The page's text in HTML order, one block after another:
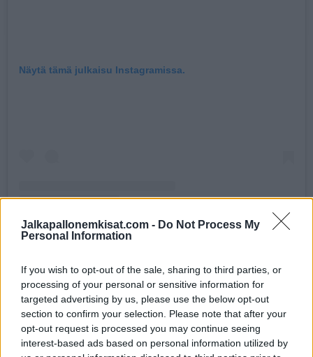
Jalkapallonemkisat.com - Do Not Process My
Personal Information
If you wish to opt-out of the sale, sharing to third parties, or
processing of your personal or sensitive information for
targeted advertising by us, please use the below opt-out
section to confirm your selection. Please note that after your
opt-out request is processed you may continue seeing
interest-based ads based on personal information utilized by
Näytä tämä julkaisu Instagramissa.
Henkilön Elma Aveiro (@elma_oficial) jakama julkaisu
Jos julkaisu ei näy laitteellasi, voit katsoa sen täältä.